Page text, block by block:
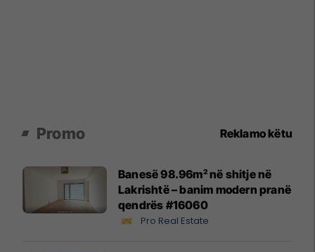
Promo Reklamo këtu
Banesë 98.96m² në shitje në
Lakrishtë – banim modern pranë
qendrës #16060
Pro Real Estate